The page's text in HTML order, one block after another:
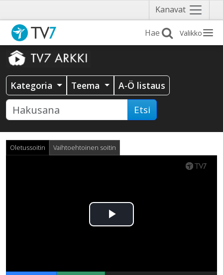
Kanavat Näytä
valikko
Valikko
Kategoria Teema A-Ö listaus
Etsi
Oletussoitin Vaihtoehtoinen soitin
Toista